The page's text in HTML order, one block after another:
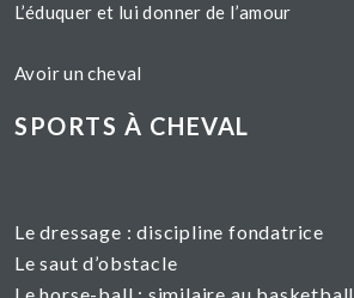
L’éduquer et lui donner de l’amour
Avoir un cheval
SPORTS À CHEVAL
Le dressage :discipline fondatrice
Le saut d’obstacle